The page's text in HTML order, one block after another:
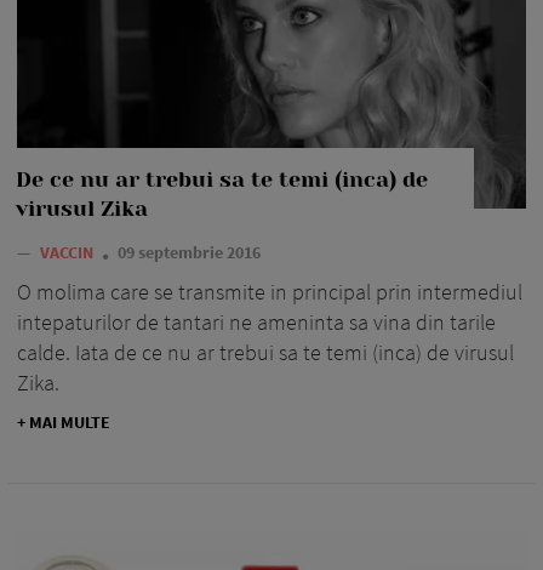
De ce nu ar trebui sa te temi (inca) de
virusul Zika
— VACCIN 09 septembrie 2016
O molima care se transmite in principal prin intermediul
intepaturilor de tantari ne ameninta sa vina din tarile
calde. Iata de ce nu ar trebui sa te temi (inca) de virusul
Zika.
+ MAI MULTE